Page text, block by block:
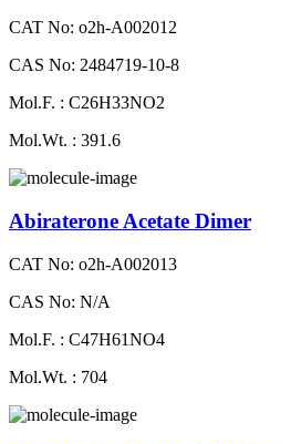
CAT No: o2h-A002012
CAS No: 2484719-10-8
Mol.F. : C26H33NO2
Mol.Wt. : 391.6
Abiraterone Acetate Dimer
CAT No: o2h-A002013
CAS No: N/A
Mol.F. : C47H61NO4
Mol.Wt. : 704